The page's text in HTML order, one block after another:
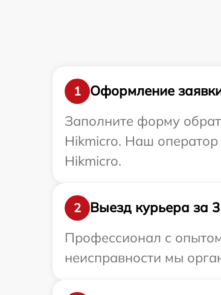
1
Оформление
Заполните форму
Hikmicro. Наш оператор
Hikmicro.
2
Выезд курьера за
Профессионал с
неисправности мы